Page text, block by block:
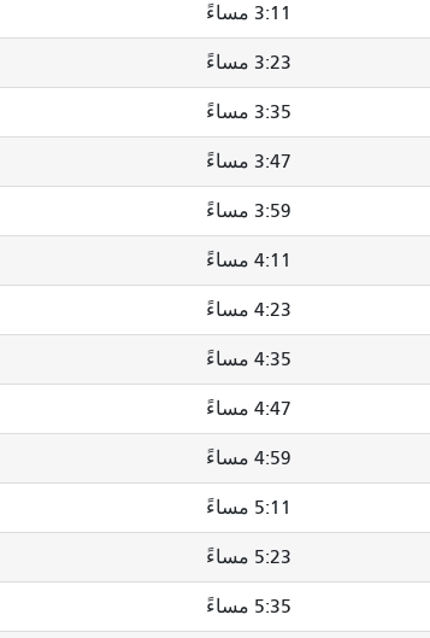
3:11 مساءً
3:23 مساءً
3:35 مساءً
3:47 مساءً
3:59 مساءً
4:11 مساءً
4:23 مساءً
4:35 مساءً
4:47 مساءً
4:59 مساءً
5:11 مساءً
5:23 مساءً
5:35 مساءً